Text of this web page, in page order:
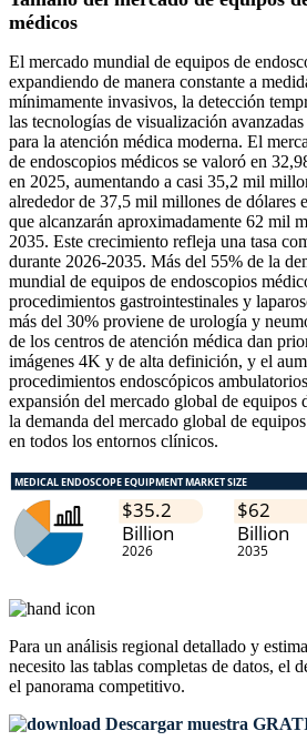
médicos
El mercado mundial de equipos de
expandiendo de manera constante a
mínimamente invasivos, la detección
las tecnologías de visualización
para la atención médica moderna. El
de endoscopios médicos se valoró en
en 2025, aumentando a casi 35,2 mil
alrededor de 37,5 mil millones de dólares
que alcanzarán aproximadamente 62 mil
2035. Este crecimiento refleja una tasa
durante 2026-2035. Más del 55% de la
mundial de equipos de endoscopios
procedimientos gastrointestinales y
más del 30% proviene de urología y
de los centros de atención médica dan
imágenes 4K y de alta definición, y el
procedimientos endoscópicos
expansión del mercado global de equipos
la demanda del mercado global de
en todos los entornos clínicos.
Para un análisis regional detallado y
necesito las tablas completas de datos, el
el panorama competitivo.
Descargar muestra